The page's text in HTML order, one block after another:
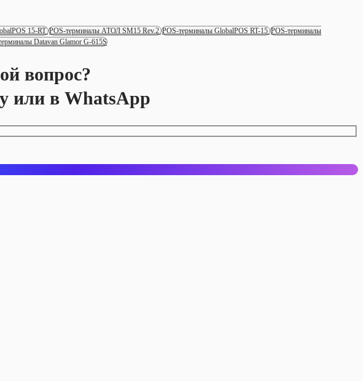
15-RTPOS-терминалы АТОЛ SM15 Rev.2POS-терминалы GlobalPOS RT-15POS-терминалы
Datavan Glamor G-615S
вопрос?
или в WhatsApp